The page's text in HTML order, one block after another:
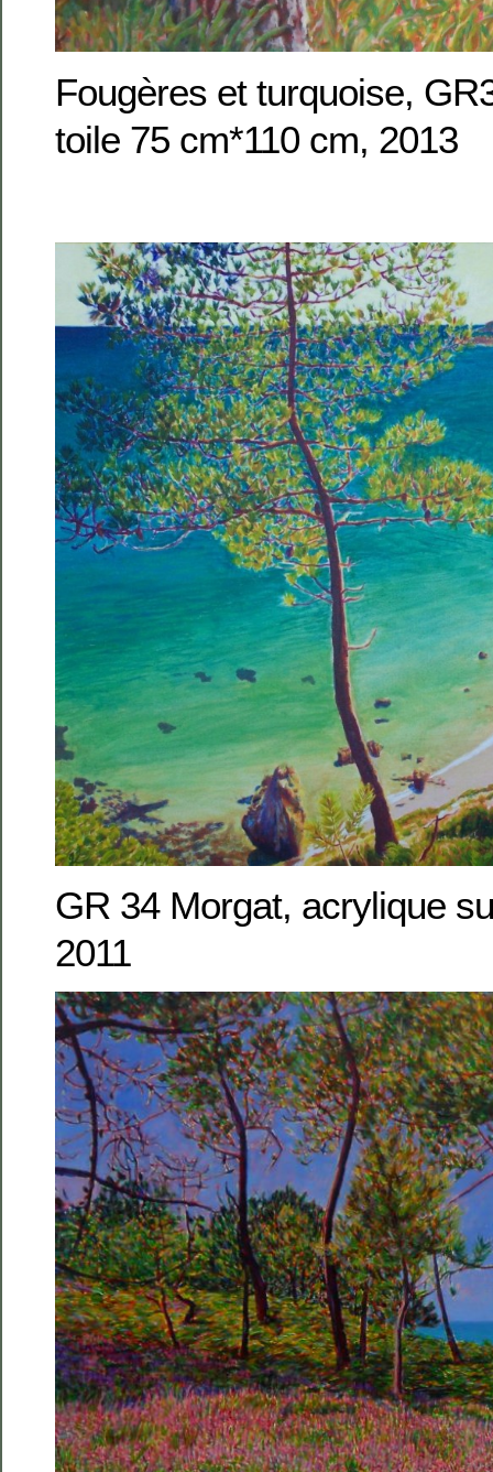
Fougères et turquoise,
toile 75 cm*110 cm, 2013
GR 34 Morgat, acrylique
2011